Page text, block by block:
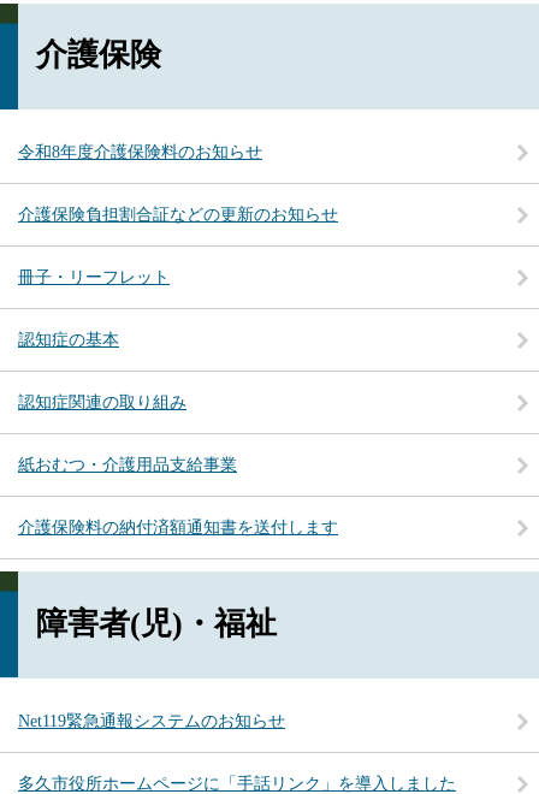
介護保険
令和8年度介護保険料のお知らせ
介護保険負担割合証などの更新のお知らせ
冊子・リーフレット
認知症の基本
認知症関連の取り組み
紙おむつ・介護用品支給事業
介護保険料の納付済額通知書を送付します
障害者(児)・福祉
Net119緊急通報システムのお知らせ
多久市役所ホームページに「手話リンク」を導入しました